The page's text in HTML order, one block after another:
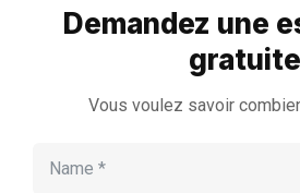
Demandez une
gratuite
Vous voulez savoir